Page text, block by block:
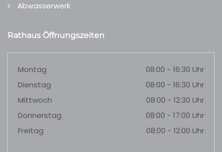
Abwasserwerk
Rathaus Öffnungszeiten
Montag
08:00 - 16:30 Uhr
Dienstag
08:00 - 16:30 Uhr
Mittwoch
08:00 - 12:30 Uhr
Donnerstag
08:00 - 17:00 Uhr
Freitag
08:00 - 12:00 Uhr